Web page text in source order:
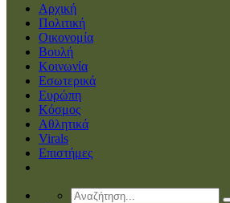
Αρχική
Πολιτική
Οικονομία
Βουλή
Κοινωνία
Εσωτερικά
Ευρώπη
Κόσμος
Αθλητικά
Virals
Επιστήμες